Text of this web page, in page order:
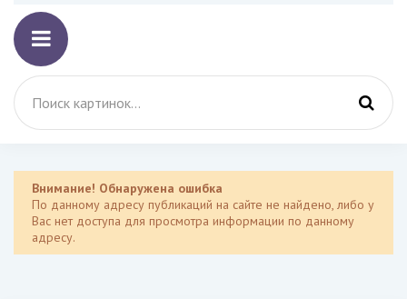
Внимание! Обнаружена ошибка
По данному адресу публикаций на сайте не найдено, либо у
Вас нет доступа для просмотра информации по данному
адресу.